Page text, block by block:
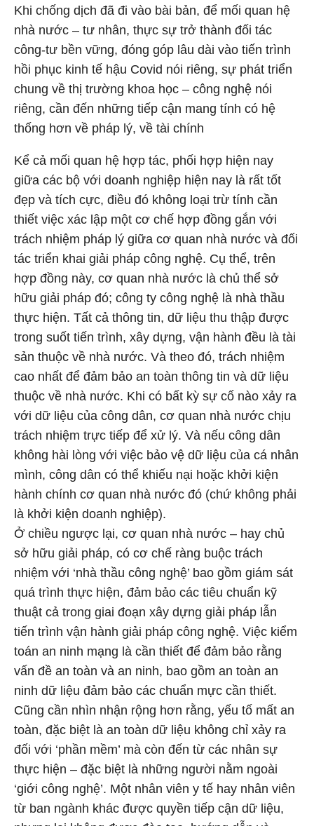
Khi chống dịch đã đi vào bài bản, để mối quan hệ
nhà nước – tư nhân, thực sự trở thành đối tác
công-tư bền vững, đóng góp lâu dài vào tiến trình
hồi phục kinh tế hậu Covid nói riêng, sự phát triển
chung về thị trường khoa học – công nghệ nói
riêng, cần đến những tiếp cận mang tính có hệ
thống hơn về pháp lý, về tài chính
Kể cả mối quan hệ hợp tác, phối hợp hiện nay
giữa các bộ với doanh nghiệp hiện nay là rất tốt
đẹp và tích cực, điều đó không loại trừ tính cần
thiết việc xác lập một cơ chế hợp đồng gắn với
trách nhiệm pháp lý giữa cơ quan nhà nước và đối
tác triển khai giải pháp công nghệ. Cụ thể, trên
hợp đồng này, cơ quan nhà nước là chủ thể sở
hữu giải pháp đó; công ty công nghệ là nhà thầu
thực hiện. Tất cả thông tin, dữ liệu thu thập được
trong suốt tiến trình, xây dựng, vận hành đều là tài
sản thuộc về nhà nước. Và theo đó, trách nhiệm
cao nhất để đảm bảo an toàn thông tin và dữ liệu
thuộc về nhà nước. Khi có bất kỳ sự cố nào xảy ra
với dữ liệu của công dân, cơ quan nhà nước chịu
trách nhiệm trực tiếp để xử lý. Và nếu công dân
không hài lòng với việc bảo vệ dữ liệu của cá nhân
mình, công dân có thể khiếu nại hoặc khởi kiện
hành chính cơ quan nhà nước đó (chứ không phải
là khởi kiện doanh nghiệp).
Ở chiều ngược lại, cơ quan nhà nước – hay chủ
sở hữu giải pháp, có cơ chế ràng buộc trách
nhiệm với ‘nhà thầu công nghệ’ bao gồm giám sát
quá trình thực hiện, đảm bảo các tiêu chuẩn kỹ
thuật cả trong giai đoạn xây dựng giải pháp lẫn
tiến trình vận hành giải pháp công nghệ. Việc kiểm
toán an ninh mạng là cần thiết để đảm bảo rằng
vấn đề an toàn và an ninh, bao gồm an toàn an
ninh dữ liệu đảm bảo các chuẩn mực cần thiết.
Cũng cần nhìn nhận rộng hơn rằng, yếu tố mất an
toàn, đặc biệt là an toàn dữ liệu không chỉ xảy ra
đối với ‘phần mềm’ mà còn đến từ các nhân sự
thực hiện – đặc biệt là những người nằm ngoài
‘giới công nghệ’. Một nhân viên y tế hay nhân viên
từ ban ngành khác được quyền tiếp cận dữ liệu,